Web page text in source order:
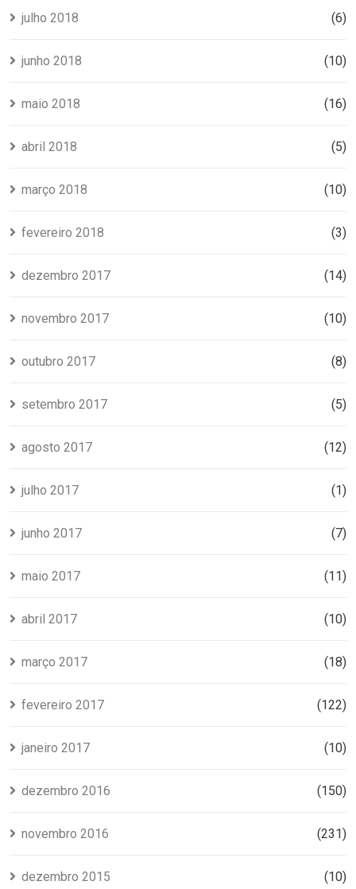
julho 2018 (6)
junho 2018 (10)
maio 2018 (16)
abril 2018 (5)
março 2018 (10)
fevereiro 2018 (3)
dezembro 2017 (14)
novembro 2017 (10)
outubro 2017 (8)
setembro 2017 (5)
agosto 2017 (12)
julho 2017 (1)
junho 2017 (7)
maio 2017 (11)
abril 2017 (10)
março 2017 (18)
fevereiro 2017 (122)
janeiro 2017 (10)
dezembro 2016 (150)
novembro 2016 (231)
dezembro 2015 (10)